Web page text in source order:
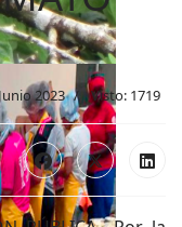
2023 Visto: 1719